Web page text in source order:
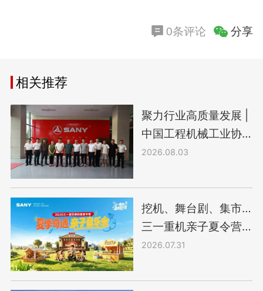
0条评论 分享
相关推荐
聚力行业高质量发展 |
中国工程机械工业协
会莅临三一高机深度
2026.08.03
挖机、舞台剧、集市…
三一重机亲子夏令营
太“会”了！
2026.07.31